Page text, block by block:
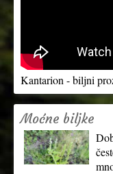
Kantarion - biljni
Moćne biljke